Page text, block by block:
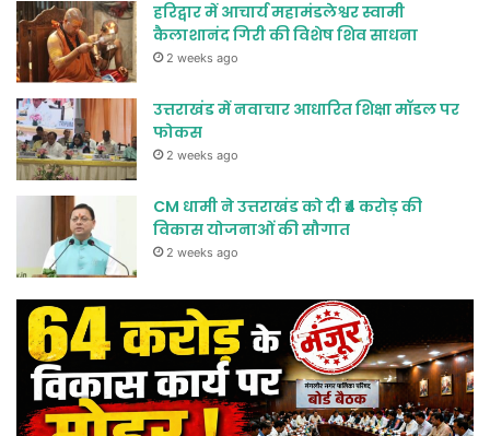
हरिद्वार में आचार्य महामंडलेश्वर स्वामी
कैलाशानंद गिरी की विशेष शिव साधना
2 weeks ago
उत्तराखंड में नवाचार आधारित शिक्षा मॉडल पर
फोकस
2 weeks ago
CM धामी ने उत्तराखंड को दी ₹4 करोड़ की
विकास योजनाओं की सौगात
2 weeks ago